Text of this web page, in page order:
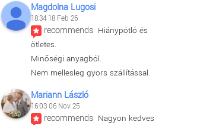
Magdolna Lugosi
18:34 18 Feb 26
recommends Hiánypótló és
ötletes.
Minőségi anyagból.
Nem mellesleg gyors szállítással.
Mariann László
16:03 06 Nov 25
recommends Nagyon kedves